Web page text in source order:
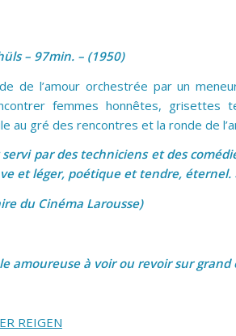
– 97min. – (1950)
de l’amour orchestrée par un
femmes honnêtes, grisettes
au gré des rencontres et la ronde de
par des techniciens et des
et léger, poétique et tendre, éternel.
du Cinéma Larousse)
amoureuse à voir ou revoir sur grand
REIGEN